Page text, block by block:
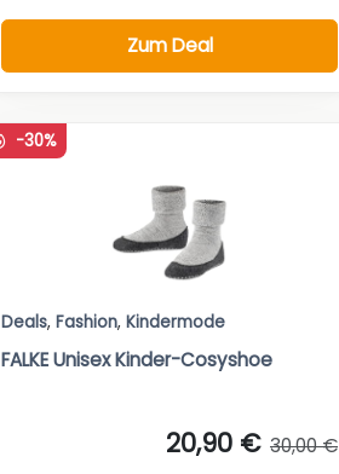
Zum Deal
-30%
Deals, Fashion, Kindermode
FALKE Unisex Kinder-Cosyshoe
20,90 € 30,00 €